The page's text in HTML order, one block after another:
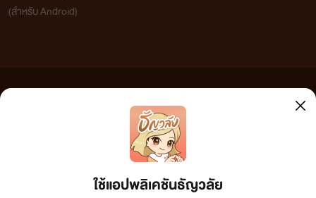
ใช้แอปพลิเคชันธัญวลัย
(สำหรับ Android)
เว็บไซต์แห่งนี้ไม่ได้เห็นด้วยและไม่ขอรับผิดชอบต่อข้อความใดๆ ทั้งสิ้น ดังนั้นผู้อ่านทุกท่านโปรดใช้
วิจารณญาณในการกลั่นกรองด้วยตนเอง และหากท่านพบข้อความใดๆ ที่ขัดต่อกฎหมายและศีลธรรม
กรุณาแจ้งมาที่ tunwalai@ookbee.com เพื่อทีมงานจะได้ดำเนินการในทันที ทั้งนี้ ทางเว็บไซต์ขอสงวน
ลิขสิทธิ์ตามพระราชบัญญัติลิขสิทธิ์ (ฉบับเพิ่มเติม) พ.ศ.2558